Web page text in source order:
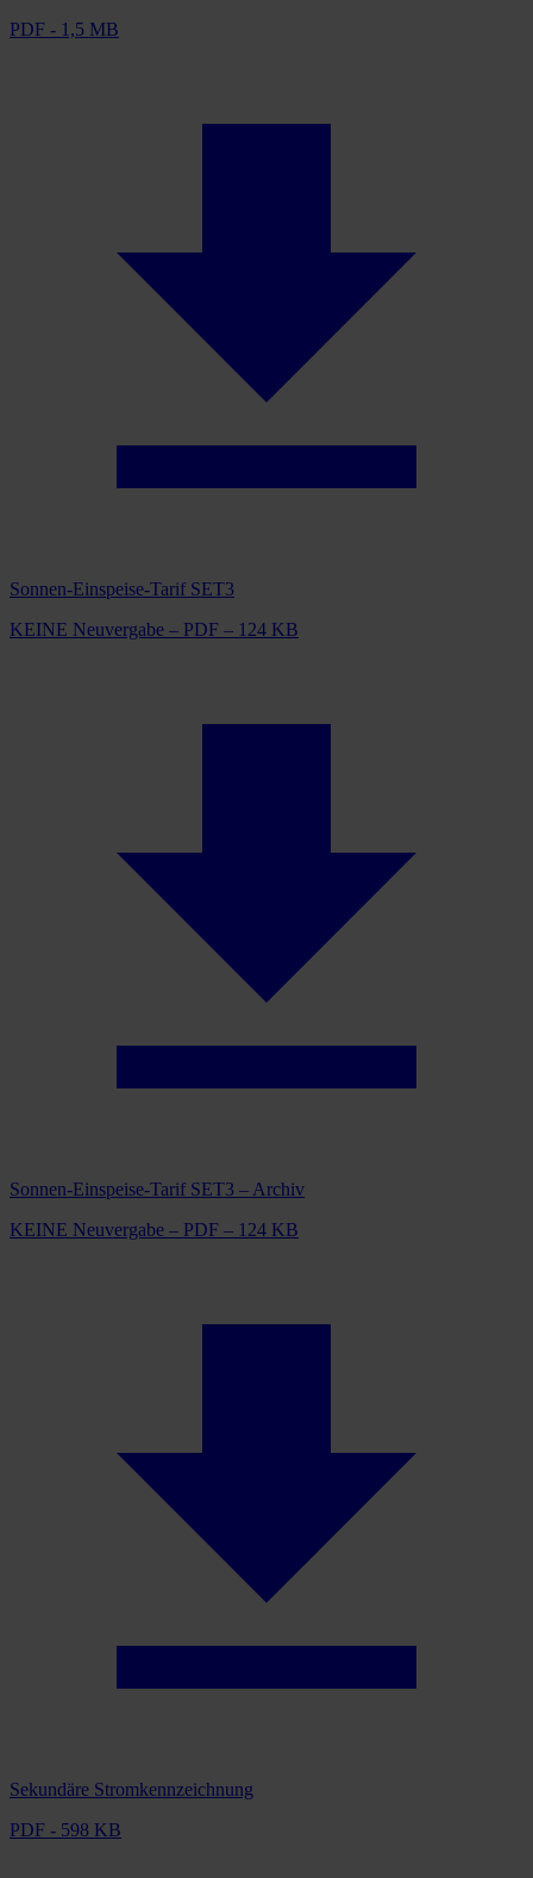
PDF - 1,5 MB
Sonnen-Einspeise-Tarif SET3
KEINE Neuvergabe – PDF – 124 KB
Sonnen-Einspeise-Tarif SET3 – Archiv
KEINE Neuvergabe – PDF – 124 KB
Sekundäre Stromkennzeichnung
PDF - 598 KB